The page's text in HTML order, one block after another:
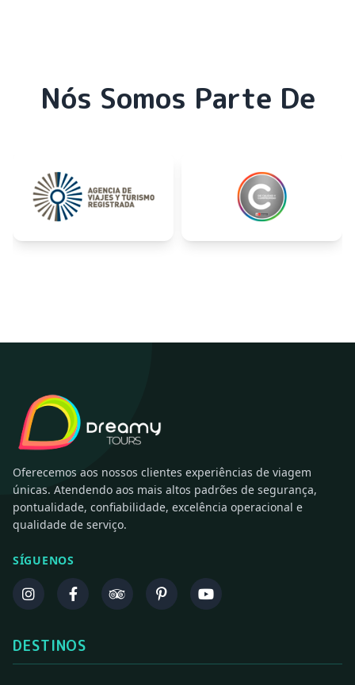
Nós Somos Parte De
Oferecemos aos nossos clientes experiências de viagem
únicas. Atendendo aos mais altos padrões de segurança,
pontualidade, confiabilidade, excelência operacional e
qualidade de serviço.
SÍGUENOS
DESTINOS